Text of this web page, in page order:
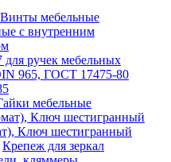
Винты мебельные
с внутренним
ручек мебельных
965, ГОСТ 17475-80
мебельные
Ключ шестигранный
Крепеж для зеркал